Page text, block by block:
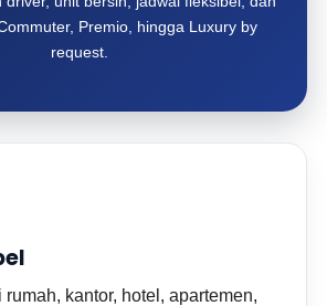
Premio, hingga Luxury by
request.
rumah, kantor, hotel, apartemen,